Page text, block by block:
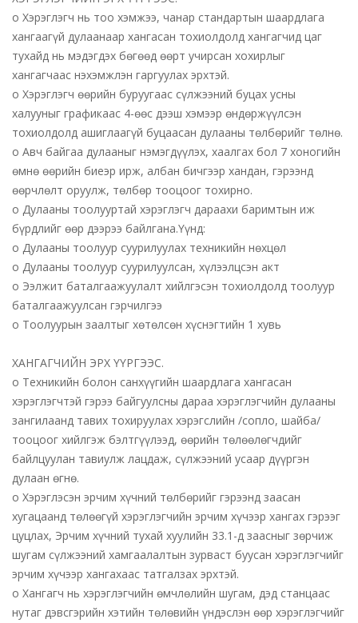
o Хэрэглэгч нь тоо хэмжээ, чанар стандартын шаардлага
хангаагүй дулаанаар хангасан тохиолдолд хангагчид цаг
тухайд нь мэдэгдэх бөгөөд өөрт учирсан хохирлыг
хангагчаас нэхэмжлэн гаргуулах эрхтэй.
o Хэрэглэгч өөрийн буруугаас сүлжээний буцах усны
халууныг графикаас 4-өөс дээш хэмээр өндөржүүлсэн
тохиолдолд ашиглаагүй буцаасан дулааны төлбөрийг төлнө.
o Авч байгаа дулааныг нэмэгдүүлэх, хаалгах бол 7 хоногийн
өмнө өөрийн биеэр ирж, албан бичгээр хандан, гэрээнд
өөрчлөлт оруулж, төлбөр тооцоог тохирно.
o Дулааны тоолууртай хэрэглэгч дараахи баримтын иж
бүрдлийг өөр дээрээ байлгана.Үүнд:
o Дулааны тоолуур суурилуулах техникийн нөхцөл
o Дулааны тоолуур суурилуулсан, хүлээлцсэн акт
o Ээлжит баталгаажуулалт хийлгэсэн тохиолдолд тоолуур
баталгаажуулсан гэрчилгээ
o Тоолуурын заалтыг хөтөлсөн хүснэгтийн 1 хувь
ХАНГАГЧИЙН ЭРХ ҮҮРГЭЭС.
o Техникийн болон санхүүгийн шаардлага хангасан
хэрэглэгчтэй гэрээ байгуулсны дараа хэрэглэгчийн дулааны
зангилаанд тавих тохируулах хэрэгслийн /сопло, шайба/
тооцоог хийлгэж бэлтгүүлээд, өөрийн төлөөлөгчдийг
байлцуулан тавиулж лацдаж, сүлжээний усаар дүүргэн
дулаан өгнө.
o Хэрэглэсэн эрчим хүчний төлбөрийг гэрээнд заасан
хугацаанд төлөөгүй хэрэглэгчийн эрчим хүчээр хангах гэрээг
цуцлах, Эрчим хүчний тухай хуулийн 33.1-д заасныг зөрчиж
шугам сүлжээний хамгаалалтын зурваст буусан хэрэглэгчийг
эрчим хүчээр хангахаас татгалзах эрхтэй.
o Хангагч нь хэрэглэгчийн өмчлөлийн шугам, дэд станцаас
нутаг дэвсгэрийн хэтийн төлөвийн үндэслэн өөр хэрэглэгчийг